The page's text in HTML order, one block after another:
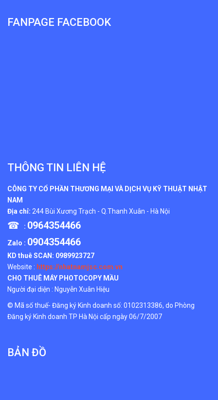
FANPAGE FACEBOOK
THÔNG TIN LIÊN HỆ
CÔNG TY CỔ PHẦN THƯƠNG MẠI VÀ DỊCH VỤ KỸ THUẬT NHẬT
NAM
Địa chỉ: 244 Bùi Xương Trạch - Q.Thanh Xuân - Hà Nội
☎ : 0964354466
Zalo : 0904354466
KD thuê SCAN: 0989923727
Website : https://nhatnamjsc.com.vn
CHO THUÊ MÁY PHOTOCOPY MẦU
Người đại diện : Nguyễn Xuân Hiệu
© Mã số thuế- Đăng ký Kinh doanh số: 0102313386, do Phòng
Đăng ký Kinh doanh TP Hà Nội cấp ngày 06/7/2007
BẢN ĐỒ